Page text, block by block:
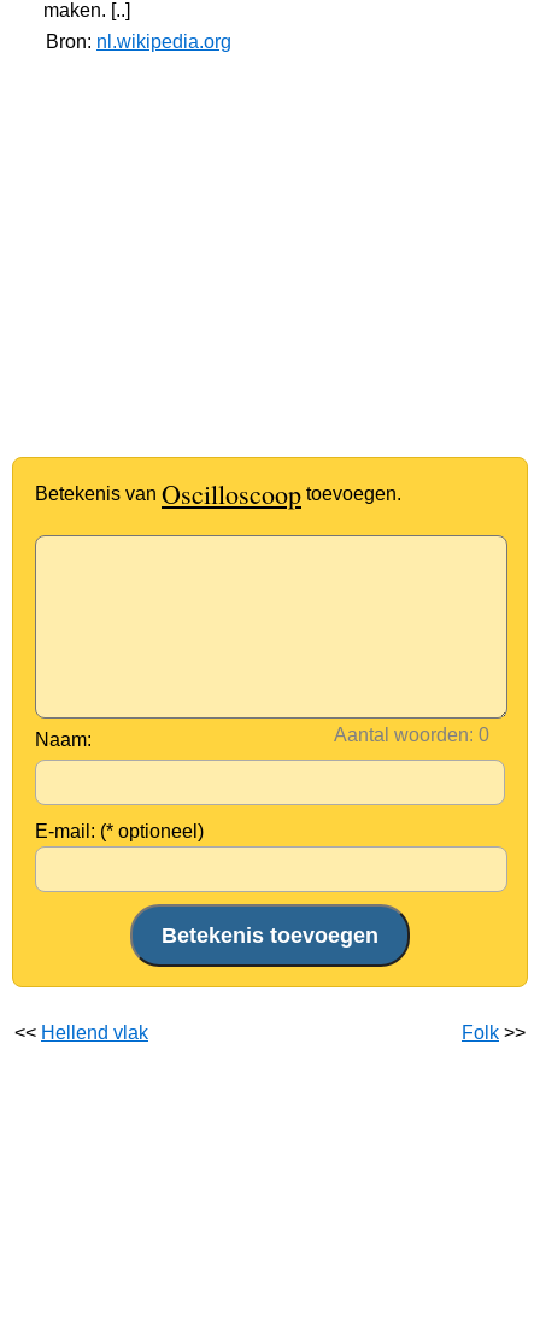
maken. [..]
Bron: nl.wikipedia.org
Betekenis van Oscilloscoop toevoegen.
Aantal woorden:
Naam:
E-mail: (* optioneel)
<< Hellend vlak Folk >>